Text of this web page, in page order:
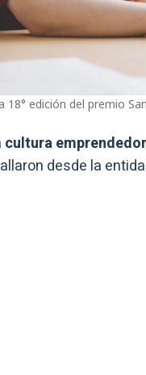
18° edición del premio
cultura
desde la